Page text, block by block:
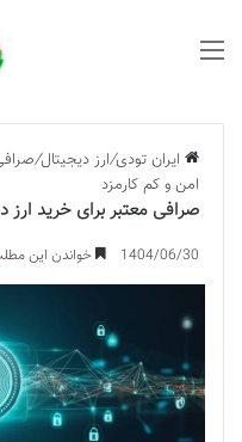
ایران تودی/ارز دیجیتال/
امن و کم کارمزد
صرافی معتبر برای خرید ارز
1404/06/30 خواندن این مطلب 18 دقیقه زمان